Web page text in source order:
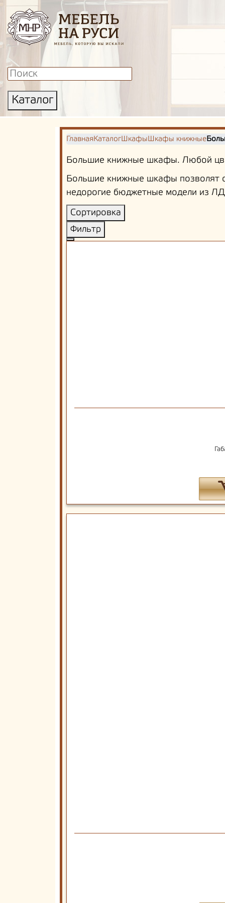
Каталог
ГлавнаяКаталогШкафыШкафы книжные
Большие книжные шкафы. Любой
Большие книжные шкафы позволят
недорогие бюджетные модели из
Сортировка
Фильтр